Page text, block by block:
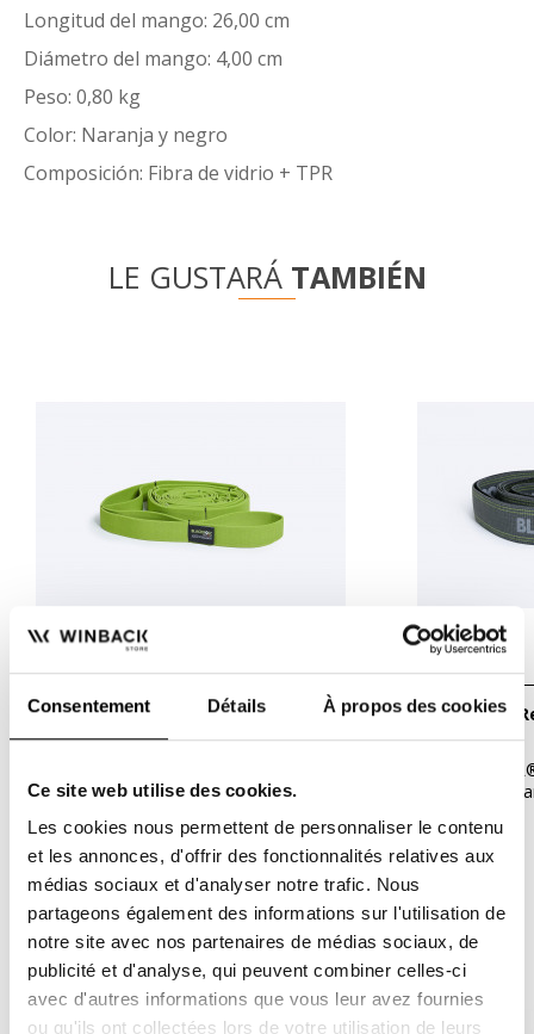
Consentement Détails À propos des cookies
Ce site web utilise des cookies.
Les cookies nous permettent de personnaliser le contenu
et les annonces, d'offrir des fonctionnalités relatives aux
médias sociaux et d'analyser notre trafic. Nous
partageons également des informations sur l'utilisation de
notre site avec nos partenaires de médias sociaux, de
publicité et d'analyse, qui peuvent combiner celles-ci
avec d'autres informations que vous leur avez fournies
ou qu'ils ont collectées lors de votre utilisation de leurs
Longitud del mango: 26,00 cm
Diámetro del mango: 4,00 cm
Peso: 0,80 kg
Color: Naranja y negro
Composición: Fibra de vidrio + TPR
LE GUSTARÁ TAMBIÉN
BLACKROLL - Multi Band
está diseñada para remodelar las...
40,00 €
BLACKROLL -
La
190 cm) se
30,00 €
MISMA MARCA Y CATEGORÍA
-20%